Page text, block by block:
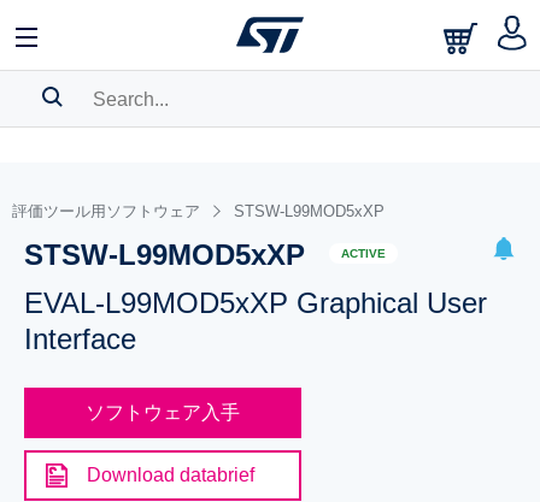
BOOKMARK
Pleaselog into show your saved searches.
評価ツール用ソフトウェア STSW-L99MOD5xXP
STSW-L99MOD5xXP ACTIVE
EVAL-L99MOD5xXP Graphical User
Interface
ソフトウェア入手
Download databrief